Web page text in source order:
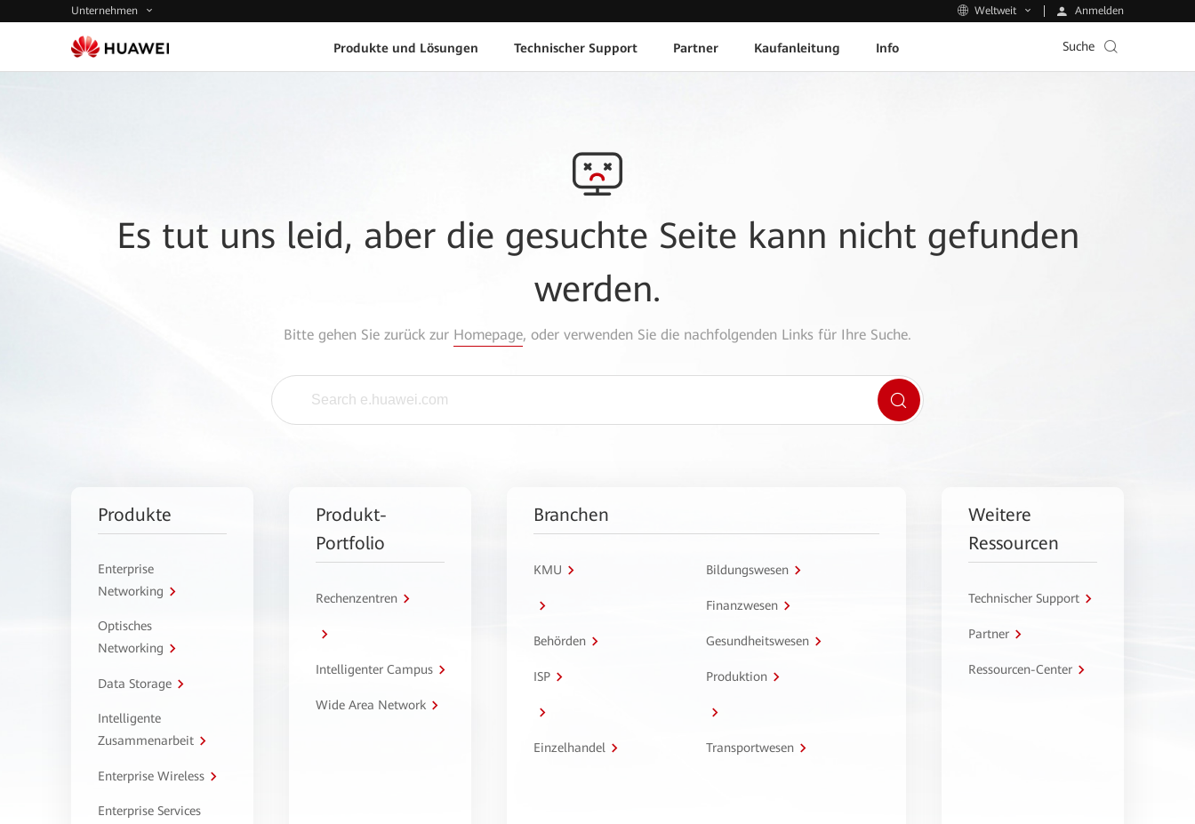
Unternehmen Weltweit Anmelden
Produkte und Lösungen Technischer Support Partner Kaufanleitung Info Suche
Es tut uns leid, aber die gesuchte Seite kann nicht gefunden
werden.
Bitte gehen Sie zurück zur Homepage, oder verwenden Sie die nachfolgenden Links für Ihre Suche.
Produkte
Enterprise
Networking
Optisches
Networking
Data Storage
Intelligente
Zusammenarbeit
Enterprise Wireless
Enterprise Services
Produkt-
Portfolio
Rechenzentren
Intelligenter Campus
Wide Area Network
Branchen
KMU Bildungswesen
Finanzwesen
Behörden Gesundheitswesen
ISP Produktion
Einzelhandel Transportwesen
Weitere
Ressourcen
Technischer Support
Partner
Ressourcen-Center